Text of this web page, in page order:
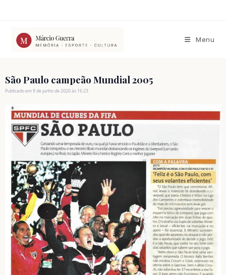
conteúdo
Menu
São Paulo campeão Mundial 2005
Publicado em 9 de junho de 2020 às 16:23